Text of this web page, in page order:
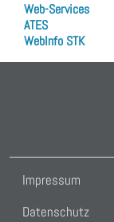
Web-Services
ATES
WebInfo STK
Impressum
Datenschutz